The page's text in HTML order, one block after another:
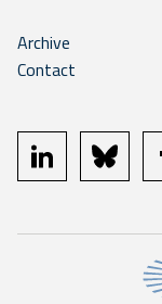
Archive
Contact
linkedin bluesky